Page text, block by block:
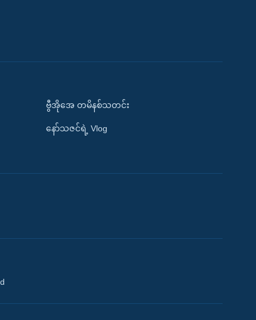
ဗွီအိုအေ တမိနစ်သတင်း
နော်သဇင်ရဲ့ Vlog